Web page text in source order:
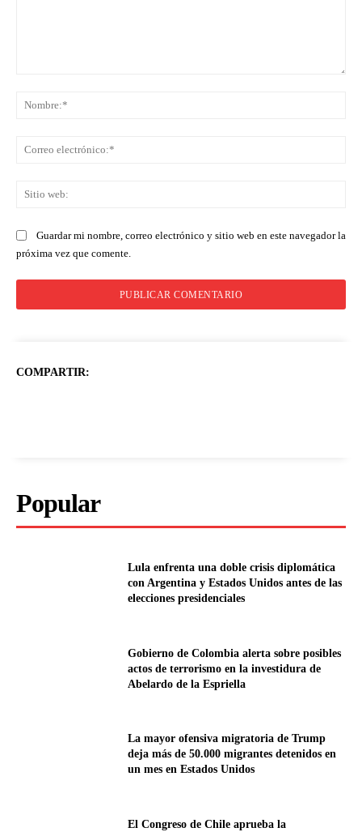
Guardar mi nombre, correo electrónico y sitio web en este navegador la
próxima vez que comente.
COMPARTIR:
Popular
Lula enfrenta una doble crisis diplomática
con Argentina y Estados Unidos antes de las
elecciones presidenciales
Gobierno de Colombia alerta sobre posibles
actos de terrorismo en la investidura de
Abelardo de la Espriella
La mayor ofensiva migratoria de Trump
deja más de 50.000 migrantes detenidos en
un mes en Estados Unidos
El Congreso de Chile aprueba la